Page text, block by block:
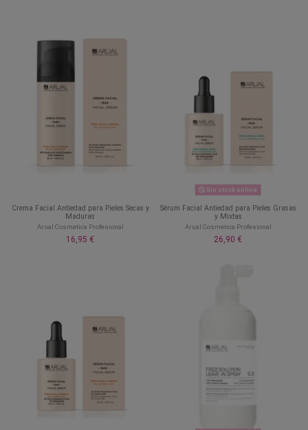
Crema Facial Antiedad para Pieles Secas y
Maduras
Arual Cosmetica Profesional
16,95 €
Sin stock online
Sérum Facial Antiedad para Pieles Grasas
y Mixtas
Arual Cosmetica Profesional
26,90 €